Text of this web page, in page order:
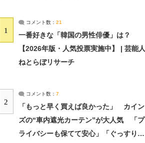
1
コメント数： 21
一番好きな「韓国の男性俳優」は？
【2026年版・人気投票実施中】 | 芸能人
ねとらぼリサーチ
2
コメント数： 7
「もっと早く買えば良かった」 カイン
ズの“車内遮光カーテン”が大人気 「プ
ライバシーも保てて安心」「ぐっすり眠